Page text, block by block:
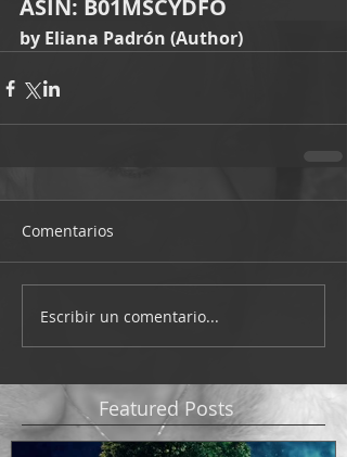
ASIN: B01MSCYDFO
by Eliana Padrón (Author)
Comentarios
Escribir un comentario...
Featured Posts